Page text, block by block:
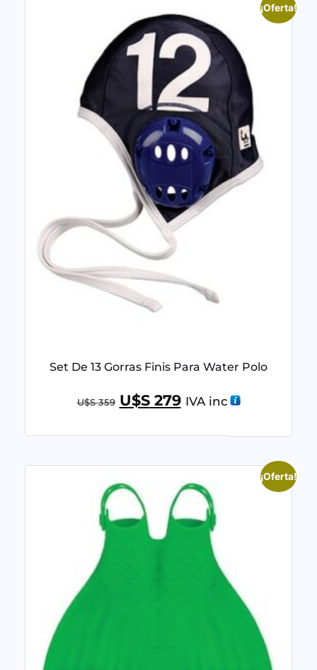
¡Oferta!
Set De 13 Gorras Finis Para Water Polo
U$S359 U$S279 IVA inc
¡Oferta!